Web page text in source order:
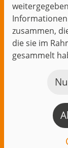
zusammen,
die sie im
gesammelt
Start
© 1999–2026